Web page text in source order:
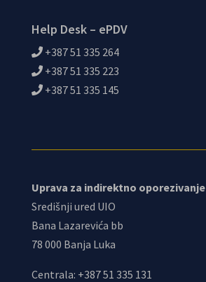
Help Desk – ePDV
+387 51 335 264
+387 51 335 223
+387 51 335 145
Uprava za indirektno oporezivanje
Središnji ured UIO
Bana Lazarevića bb
78 000 Banja Luka
Centrala: +387 51 335 131